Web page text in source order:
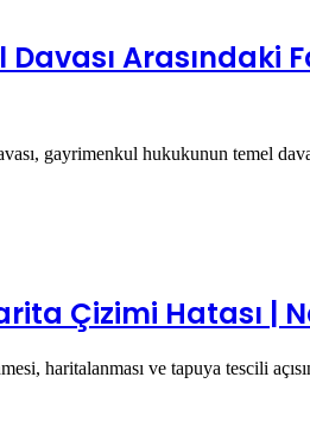
gayrimenkul hukukunun temel
Çizimi Hatası |
haritalanması ve tapuya tescili